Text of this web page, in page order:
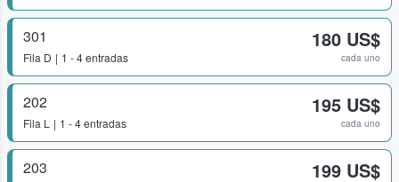
301
Fila D 1 - 4 entradas
180 US$
cada uno
202
Fila L 1 - 4 entradas
195 US$
cada uno
203 199 US$